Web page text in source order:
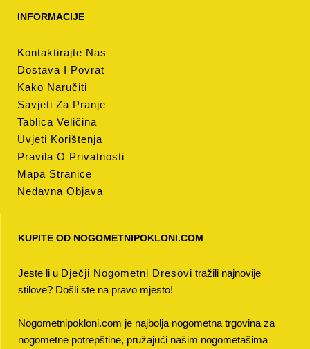
INFORMACIJE
Kontaktirajte Nas
Dostava I Povrat
Kako Naručiti
Savjeti Za Pranje
Tablica Veličina
Uvjeti Korištenja
Pravila O Privatnosti
Mapa Stranice
Nedavna Objava
KUPITE OD NOGOMETNIPOKLONI.COM
Jeste li u Dječji Nogometni Dresovi tražili najnovije
stilove? Došli ste na pravo mjesto!
Nogometnipokloni.com je najbolja nogometna trgovina za
nogometne potrepštine, pružajući našim nogometašima